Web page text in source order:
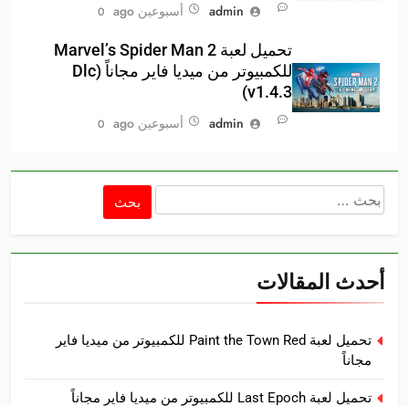
admin
أسبوعين ago 0
تحميل لعبة Marvel’s Spider Man 2
للكمبيوتر من ميديا فاير مجاناً (Dlc
v1.4.3)
admin
أسبوعين ago 0
البحث
أحدث المقالات
تحميل لعبة Paint the Town Red للكمبيوتر من ميديا فاير
مجاناً
تحميل لعبة Last Epoch للكمبيوتر من ميديا فاير مجاناً